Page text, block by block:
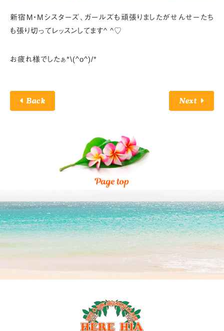
新宿M・Mシスターズ、ガールズも頑張りましたがせんせーたち
も張り切ってレッスンしてます^ ^♡
お疲れ様でしたぁ*\(^o^)/*
Back Next